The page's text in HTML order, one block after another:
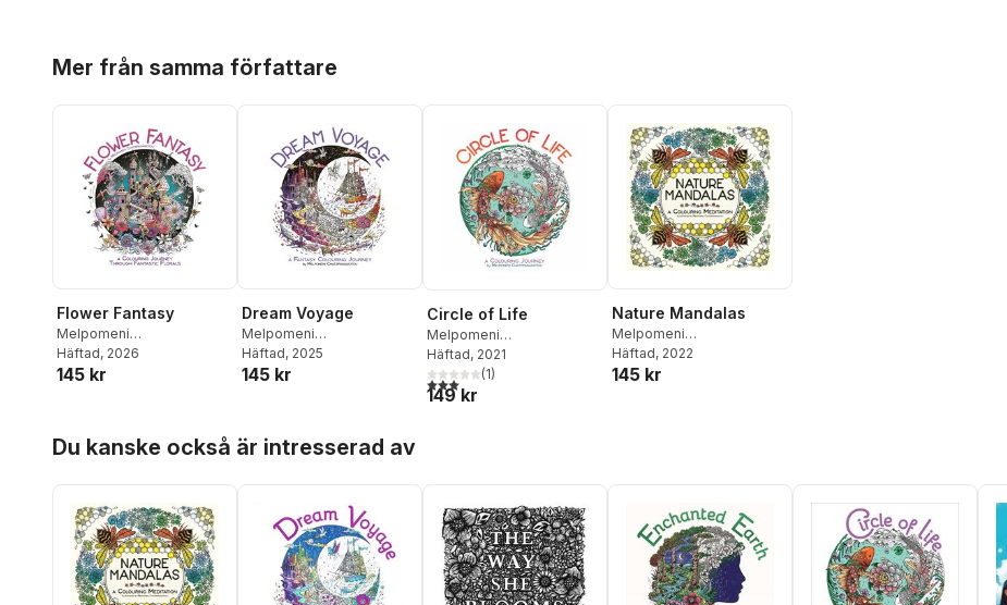
Mer från samma författare
Flower Fantasy
Melpomeni
Chatzipanagiotou
Häftad, 2026
145 kr
Dream Voyage
Melpomeni
Chatzipanagiotou
Häftad, 2025
145 kr
Circle of Life
Melpomeni
Chatzipanagiotou
Häftad, 2021
3,0utav 5 stjärnor. Totalt antal röster:
(1)
149 kr
Nature Mandalas
Melpomeni
Chatzipanagiotou
Häftad, 2022
145 kr
Du kanske också är intresserad av